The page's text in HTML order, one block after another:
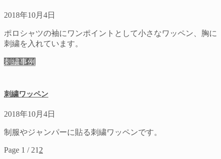
2018年10月4日
ポロシャツの袖にワンポイントとして小さなワッペン、胸に
刺繍を入れています。
刺繍事例
刺繍ワッペン
2018年10月4日
制服やジャンパーに貼る刺繍ワッペンです。
Page 1 / 21 2